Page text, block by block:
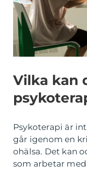
Vilka kan
Psykoterapi är
går igenom en
ohälsa. Det kan
som arbetar